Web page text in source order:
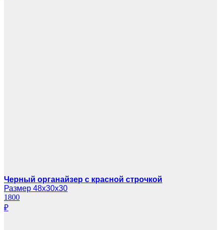
Черный органайзер с красной строчкой
Размер 48х30х30
1800
₽